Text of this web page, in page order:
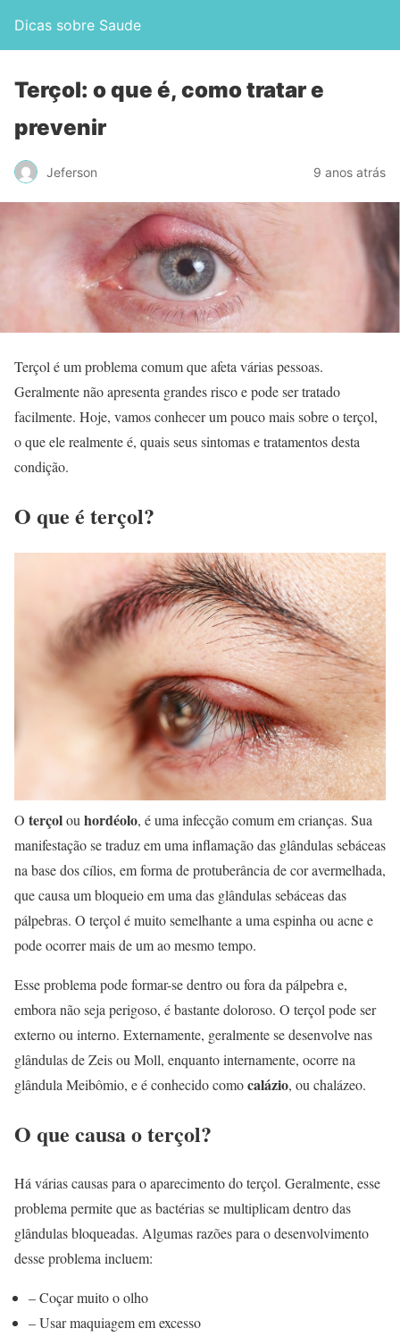
Dicas sobre Saude
Terçol: o que é, como tratar e
prevenir
Jeferson 9 anos atrás
Terçol é um problema comum que afeta várias pessoas.
Geralmente não apresenta grandes risco e pode ser tratado
facilmente. Hoje, vamos conhecer um pouco mais sobre o terçol,
o que ele realmente é, quais seus sintomas e tratamentos desta
condição.
O que é terçol?
O terçolouhordéolo, é uma infecção comum em crianças. Sua
manifestação se traduz em uma inflamação das glândulas sebáceas
na base dos cílios, em forma de protuberância de cor avermelhada,
que causa um bloqueio em uma das glândulas sebáceas das
pálpebras. O terçol é muito semelhante a uma espinha ou acne e
pode ocorrer mais de um ao mesmo tempo.
Esse problema pode formar-se dentro ou fora da pálpebra e,
embora não seja perigoso, é bastante doloroso. O terçol pode ser
externo ou interno. Externamente, geralmente se desenvolve nas
glândulas de Zeis ou Moll, enquanto internamente, ocorre na
glândula Meibômio, e é conhecido comocalázio, ou chalázeo.
O que causa o terçol?
Há várias causas para o aparecimento do terçol. Geralmente, esse
problema permite que as bactérias se multiplicam dentro das
glândulas bloqueadas. Algumas razões para o desenvolvimento
desse problema incluem:
– Coçar muito o olho
– Usar maquiagem em excesso